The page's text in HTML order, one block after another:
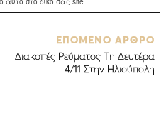
ΕΠΟΜΕΝΟ ΑΡΘΡΟ
Διακοπές Ρεύματος Τη Δευτέρα
4/11 Στην Ηλιούπολη